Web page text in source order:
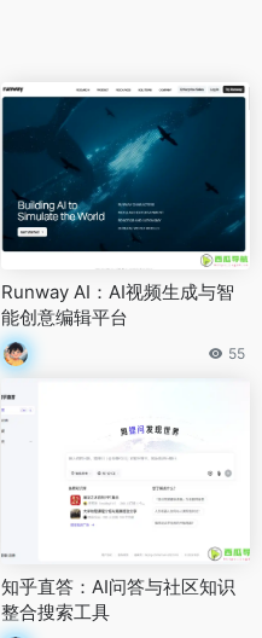
Runway AI：AI视频生成与智
能创意编辑平台
55
知乎直答：AI问答与社区知识
整合搜索工具